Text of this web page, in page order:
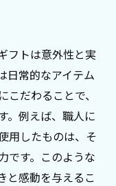
フト
せを
び方
わせる
かきギフト
を
フトは意外性と実
日常的なアイテム
だわることで、
。例えば、職人に
用したものは、そ
です。このような
と感動を与えるこ